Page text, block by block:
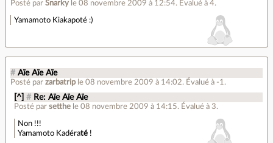
Posté par Snarky le 08 novembre 2009 à 12:54. Évalué à 4.
Yamamoto Kiakapoté :)
# Aïe Aïe Aïe
Posté par zarbatrip le 08 novembre 2009 à 14:02. Évalué à -1 .
[^] # Re: Aïe Aïe Aïe
Posté parsetthe le 08 novembre 2009 à 14:15. Évalué à 3.
Non !!!
Yamamoto Kadératé !